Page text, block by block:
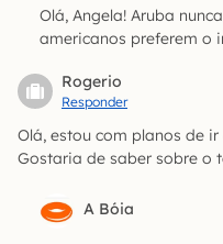
Olá, Angela! Aruba
americanos preferem o
Rogerio
Responder
Olá, estou com planos de
Gostaria de saber sobre o
A Bóia